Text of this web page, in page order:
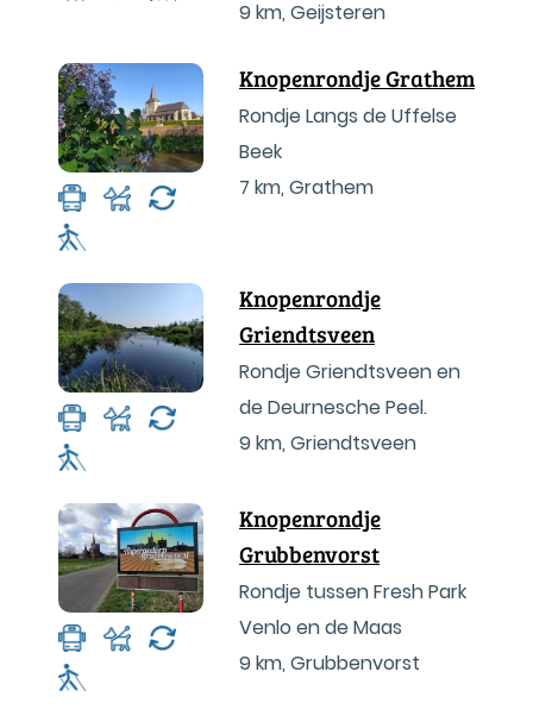
9 km, Geijsteren
Knopenrondje Grathem
Rondje Langs de Uffelse
Beek
7 km, Grathem
Knopenrondje
Griendtsveen
Rondje Griendtsveen en
de Deurnesche Peel.
9 km, Griendtsveen
Knopenrondje
Grubbenvorst
Rondje tussen Fresh Park
Venlo en de Maas
9 km, Grubbenvorst